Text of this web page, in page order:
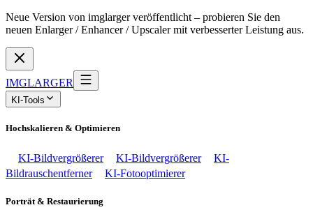
Neue Version von imglarger veröffentlicht – probieren Sie den
neuen Enlarger / Enhancer / Upscaler mit verbesserter Leistung aus.
IMGLARGER
KI-Tools
Hochskalieren & Optimieren
KI-Bildvergrößerer KI-Bildvergrößerer
KI-
Bildrauschentferner
KI-Fotooptimierer
Porträt & Restaurierung